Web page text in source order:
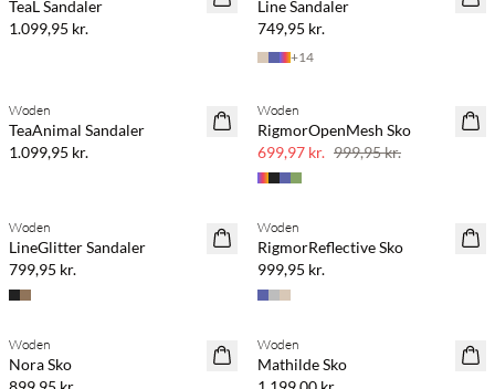
TeaL Sandaler
1.099,95 kr.
Line Sandaler
749,95 kr.
+14
Woden
TeaAnimal Sandaler
1.099,95 kr.
SAVE20
30% rabat
Woden
RigmorOpenMesh Sko
699,97 kr. 999,95 kr.
Woden
LineGlitter Sandaler
799,95 kr.
Woden
RigmorReflective Sko
999,95 kr.
Woden
Nora Sko
Woden
Mathilde Sko